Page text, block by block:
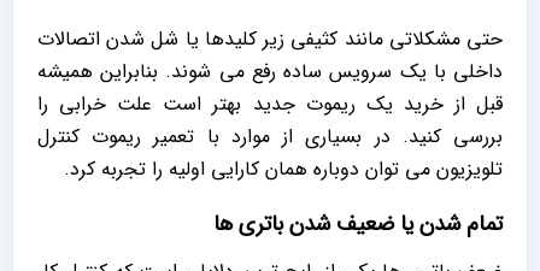
حتی مشکلاتی مانند کثیفی زیر کلیدها یا شل شدن اتصالات
داخلی با یک سرویس ساده رفع می‌ شوند. بنابراین همیشه
قبل از خرید یک ریموت جدید بهتر است علت خرابی را
بررسی کنید. در بسیاری از موارد با تعمیر ریموت کنترل
تلویزیون می‌ توان دوباره همان کارایی اولیه را تجربه کرد.
تمام شدن یا ضعیف شدن باتری‌ ها